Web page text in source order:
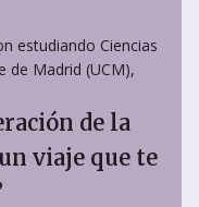
estudiando Ciencias
de Madrid (UCM),
de la
viaje que te